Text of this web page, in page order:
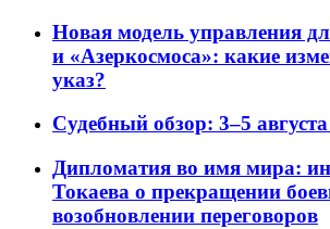
Новая модель управления
и «Азеркосмоса»: какие
указ?
Судебный обзор: 3–5
Дипломатия во имя мира:
Токаева о прекращении
возобновлении переговоров